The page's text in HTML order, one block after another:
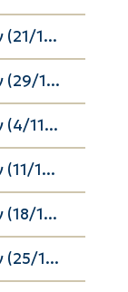
(21/1...
(29/1...
(4/11...
(11/1...
(18/1...
(25/1...